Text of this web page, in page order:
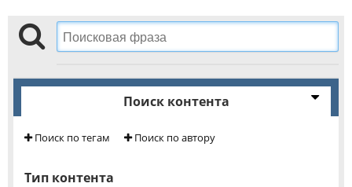
Поиск контента
Поиск по тегам Поиск по автору
Тип контента